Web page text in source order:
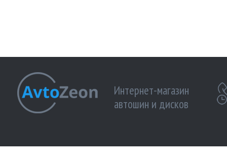
Интернет-магазин
автошин и дисков